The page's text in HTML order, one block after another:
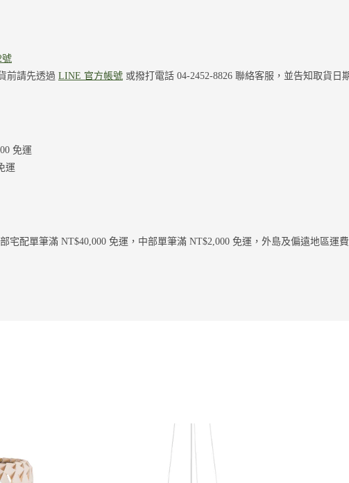
號
前請先透過 LINE 官方帳號 或撥打電話 04-2452-8826 聯絡客服，並告知取貨日
免運
運
宅配單筆滿 NT$40,000 免運，中部單筆滿 NT$2,000 免運，外島及偏遠地區運